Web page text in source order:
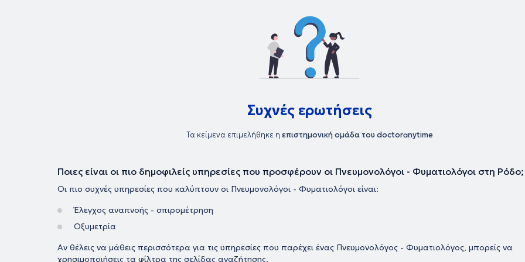
Συχνές ερωτήσεις
Τα κείμενα επιμελήθηκε η επιστημονική ομάδα του doctoranytime
Ποιες είναι οι πιο δημοφιλείς υπηρεσίες που προσφέρουν οι Πνευμονολόγοι - Φυματιολόγοι στη Ρόδο;
Οι πιο συχνές υπηρεσίες που καλύπτουν οι Πνευμονολόγοι - Φυματιολόγοι είναι:
Έλεγχος αναπνοής - σπιρομέτρηση
Οξυμετρία
Αν θέλεις να μάθεις περισσότερα για τις υπηρεσίες που παρέχει ένας Πνευμονολόγος - Φυματιολόγος, μπορείς να
χρησιμοποιήσεις τα φίλτρα της σελίδας αναζήτησης.